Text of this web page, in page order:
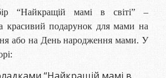
“Найкращій мамі в світі” –
красивий подарунок для мами на
або на День народження мами. У